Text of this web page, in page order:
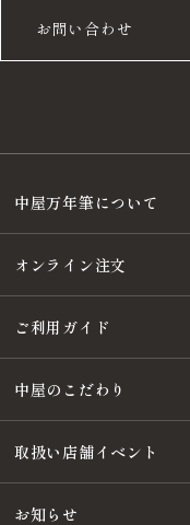
お問い合わせ
中屋万年筆について
オンライン注文
ご利用ガイド
中屋のこだわり
取扱い店舗イベント
お知らせ